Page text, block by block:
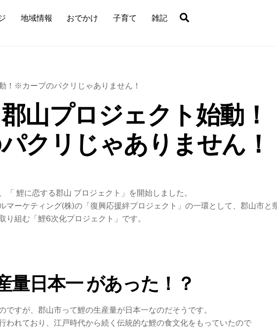
地域情報 おでかけ 子育て 雑記
山プロジェクト始動！
クリじゃありません！
鯉に恋する郡山 プロジェクト」を開始しました。
マーケティング(株)の「復興応援絆プロジェクト」の一環として、郡山市と
組む「鯉6次化プロジェクト」です。
量日本一 があった！？
ですが、郡山市って鯉の生産量が日本一なのだそうです。
われており、江戸時代から続く伝統的な鯉の食文化をもっていたので